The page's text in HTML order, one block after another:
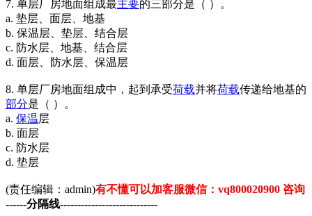
7. 单层厂房地面组成最主要的三部分是（ ）。
a. 垫层、面层、地基
b. 保温层、垫层、结合层
c. 防水层、地基、结合层
d. 面层、防水层、保温层
8. 单层厂房地面组成中，起到承受荷载并将荷载传递给地基的
部分是（ ）。
a. 保温层
b. 面层
c. 防水层
d. 垫层
(责任编辑：admin)有不懂可以加客服微信：vq800020900 咨询
------分隔线----------------------------